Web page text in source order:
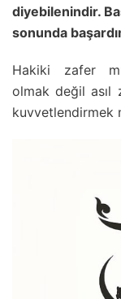
diyebilenindir.
sonunda
Hakiki zafer
olmak değil asıl
kuvvetlendirmek